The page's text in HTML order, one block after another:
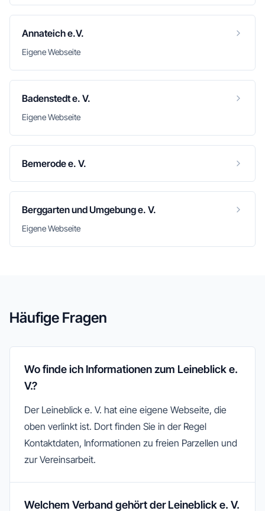
Annateich e.V.
Eigene Webseite
Badenstedt e. V.
Eigene Webseite
Bemerode e. V.
Berggarten und Umgebung e. V.
Eigene Webseite
Häufige Fragen
Wo finde ich Informationen zum Leineblick e.
V.?
Der Leineblick e. V. hat eine eigene Webseite, die
oben verlinkt ist. Dort finden Sie in der Regel
Kontaktdaten, Informationen zu freien Parzellen und
zur Vereinsarbeit.
Welchem Verband gehört der Leineblick e. V.